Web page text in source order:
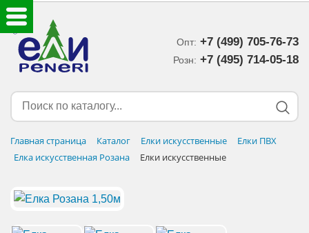
Опт: +7 (499) 705-76-73
Розн: +7 (495) 714-05-18‬
Главная страница Каталог Елки искусственные
Елки ПВХ
Елка искусственная Розана
Елки искусственные
ЕЛКИ ИСКУССТВЕННЫЕ
ЕЛОЧНЫЕ УКРАШЕНИЯ
НОВОГОДНИЙ ДЕКОР
ДОСТАВКА В РЕГИОНЫ